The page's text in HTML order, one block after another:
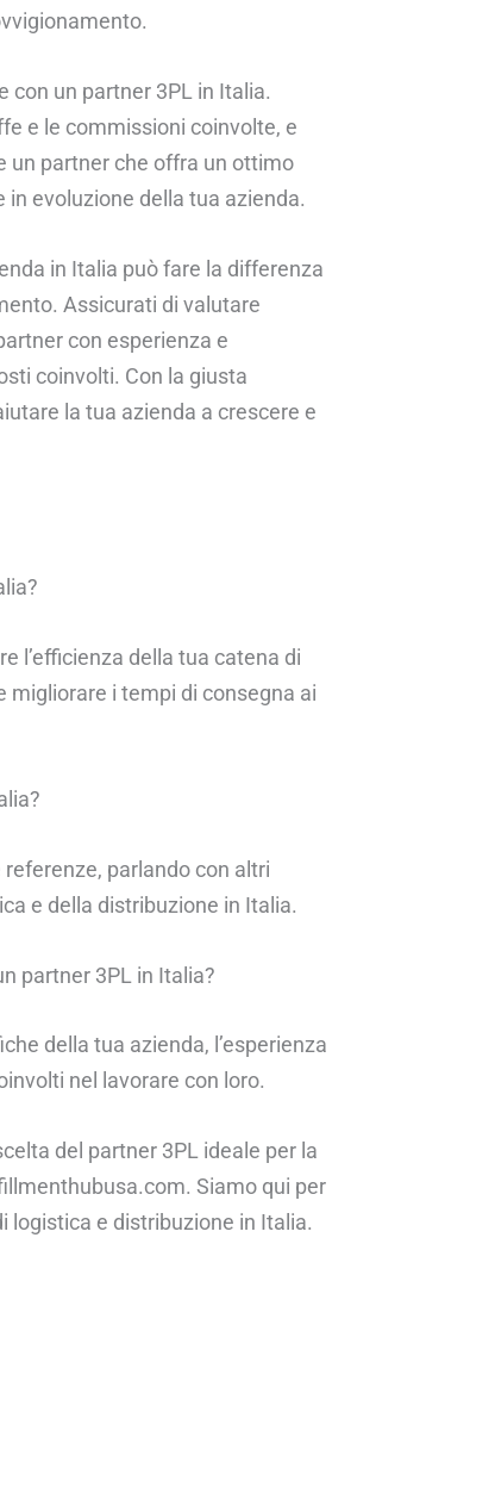
con un partner 3PL in Italia.
e le commissioni coinvolte, e
un partner che offra un ottimo
evoluzione della tua azienda.
in Italia può fare la differenza
Assicurati di valutare
con esperienza e
coinvolti. Con la giusta
la tua azienda a crescere e
l’efficienza della tua catena di
migliorare i tempi di consegna ai
parlando con altri
e della distribuzione in Italia.
partner 3PL in Italia?
della tua azienda, l’esperienza
nel lavorare con loro.
del partner 3PL ideale per la
Siamo qui per
logistica e distribuzione in Italia.